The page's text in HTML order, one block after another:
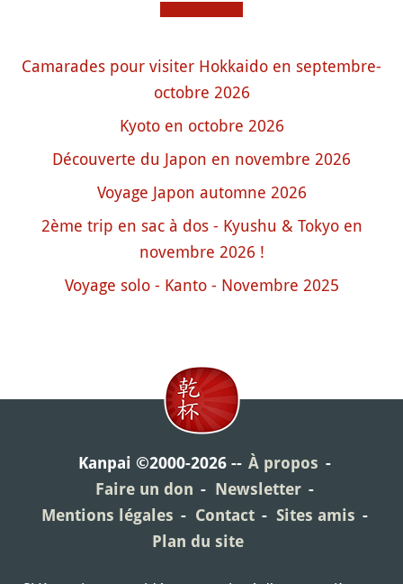
Camarades pour visiter Hokkaido en septembre-
octobre 2026
Kyoto en octobre 2026
Découverte du Japon en novembre 2026
Voyage Japon automne 2026
2ème trip en sac à dos - Kyushu & Tokyo en
novembre 2026 !
Voyage solo - Kanto - Novembre 2025
Kanpai ©2000-2026
À propos
Faire un don
Newsletter
Mentions légales
Contact
Sites amis
Plan du site